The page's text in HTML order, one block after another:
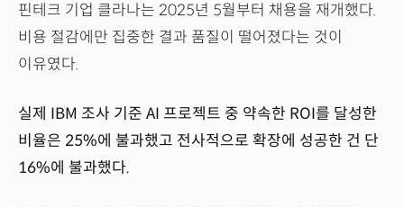
핀테크 기업 클라나는 2025년 5월부터 채용을 재개했다.
비용 절감에만 집중한 결과 품질이 떨어졌다는 것이
이유였다.
실제 IBM 조사 기준 AI 프로젝트 중 약속한 ROI를 달성한
비율은 25%에 불과했고 전사적으로 확장에 성공한 건 단
16%에 불과했다.